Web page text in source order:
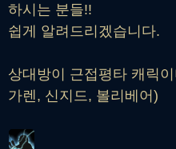
하시는 분들!!
쉽게 알려드리겠습니다.
상대방이 근접평타 캐릭
가렌, 신지드, 볼리베어)